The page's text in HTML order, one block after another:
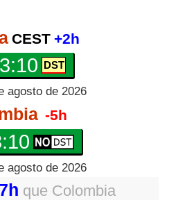
CEST +2h
agosto de 2026
-5h
agosto de 2026
que Colombia